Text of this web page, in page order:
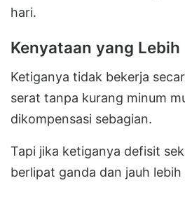
hari.
Kenyataan yang
Ketiganya tidak bekerja
serat tanpa kurang minum
dikompensasi sebagian.
Tapi jika ketiganya defisit
berlipat ganda dan jauh